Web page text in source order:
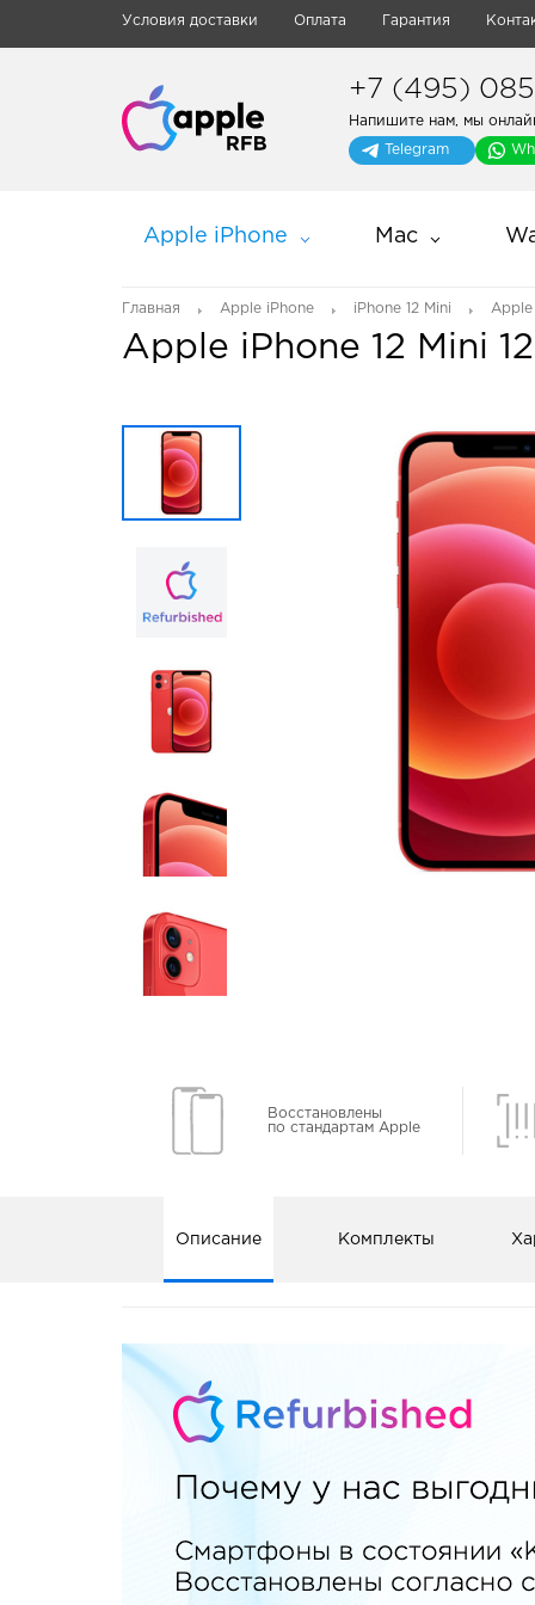
Условия доставки Оплата Гарантия
+7 (495) 085-
Напишите нам, мы
Telegram
Apple iPhone Mac
Главная Apple iPhone iPhone 12 Mini Apple
Apple iPhone 12 Mini
Восстановлены
по стандартам Apple
Описание Комплекты